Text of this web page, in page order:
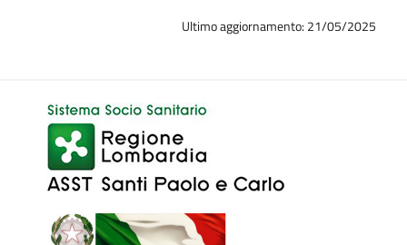
Riunioni del Comitato Unico di Garanzia 2011
Riunione del 15 giugno 2011 (verbale)
Riunione del 28 giugno 2011 (verbale)
Riunione del 6 settembre 2011 (verbale)
Riunione del 26 settembre 2011 (verbale)
Riunione del 12 dicembre 2011 (verbale)
RELAZIONE ATTIVITA' CUG anno 2011 (consulta il
documento)
Ultimo aggiornamento: 21/05/2025